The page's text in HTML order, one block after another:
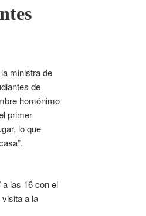
ministra de
de
homónimo
primer
lo que
las 16 con el
a la